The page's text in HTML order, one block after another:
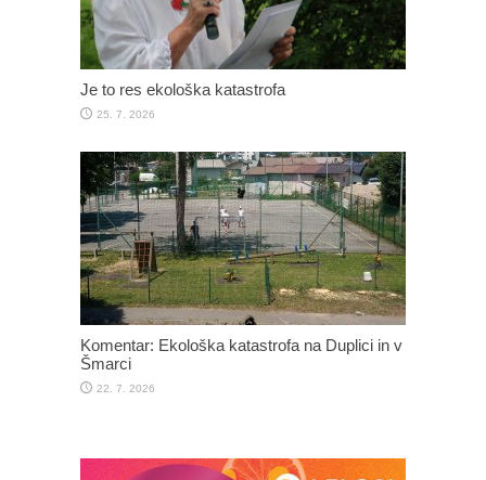
Je to res ekološka katastrofa
25. 7. 2026
Komentar: Ekološka katastrofa na Duplici in v
Šmarci
22. 7. 2026